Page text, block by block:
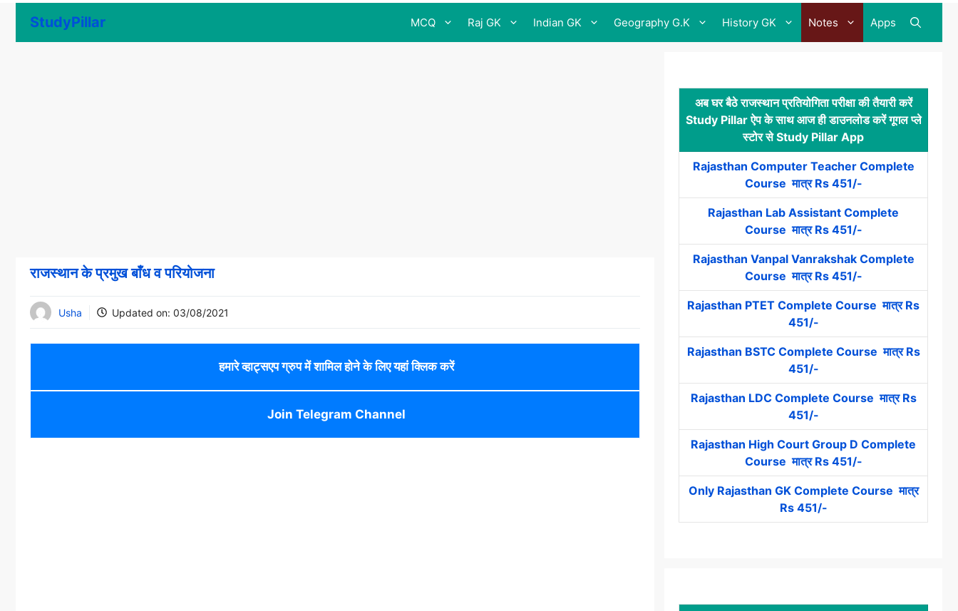
content
StudyPillar MCQ Raj GK Indian GK Geography G.K History GK Notes Apps
राजस्थान के प्रमुख बाँध व परियोजना
Usha Updated on: 03/08/2021
हमारे व्हाट्सएप ग्रुप में शामिल होने के लिए यहां क्लिक करें
Join Telegram Channel
अब घर बैठे राजस्थान प्रतियोगिता परीक्षा की तैयारी करें
Study Pillar ऐप के साथ आज ही डाउनलोड करें गूगल प्ले
स्टोर से Study Pillar App
Rajasthan Computer Teacher Complete
Course मात्र Rs 451/-
Rajasthan Lab Assistant Complete
Course मात्र Rs 451/-
Rajasthan Vanpal Vanrakshak Complete
Course मात्र Rs 451/-
Rajasthan PTET Complete Course मात्र Rs
451/-
Rajasthan BSTC Complete Course मात्र Rs
451/-
Rajasthan LDC Complete Course मात्र Rs
451/-
Rajasthan High Court Group D Complete
Course मात्र Rs 451/-
Only Rajasthan GK Complete Course मात्र
Rs 451/-